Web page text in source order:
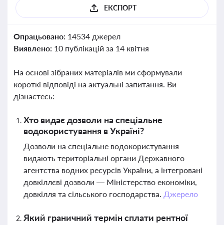
ЕКСПОРТ
Опрацьовано: 14534 джерел
Виявлено: 10 публікацій за 14 квітня
На основі зібраних матеріалів ми сформували
короткі відповіді на актуальні запитання. Ви
дізнаєтесь:
Хто видає дозволи на спеціальне
водокористування в Україні?
Дозволи на спеціальне водокористування
видають територіальні органи Державного
агентства водних ресурсів України, а інтегровані
довкіллєві дозволи — Міністерство економіки,
довкілля та сільського господарства. Джерело
Який граничний термін сплати рентної